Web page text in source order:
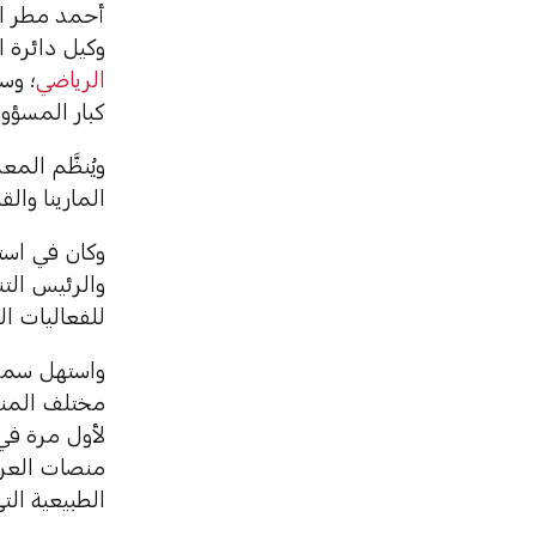
أحمد مطر
وكيل دائرة
الرياضي؛
كبار
ويُنظَّم
المارينا
وكان في
والرئيس
للفعاليات
واستهل
مختلف
لأول مرة
منصات
الطبيعية